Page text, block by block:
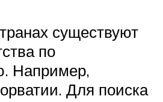
существуют
по
Например,
Для поиска